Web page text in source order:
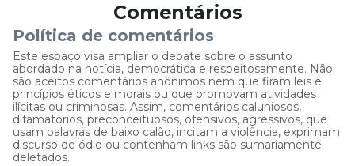
Comentários
Política de comentários
Este espaço visa ampliar o debate sobre o assunto
abordado na notícia, democrática e respeitosamente. Não
são aceitos comentários anônimos nem que firam leis e
princípios éticos e morais ou que promovam atividades
ilícitas ou criminosas. Assim, comentários caluniosos,
difamatórios, preconceituosos, ofensivos, agressivos, que
usam palavras de baixo calão, incitam a violência, exprimam
discurso de ódio ou contenham links são sumariamente
deletados.